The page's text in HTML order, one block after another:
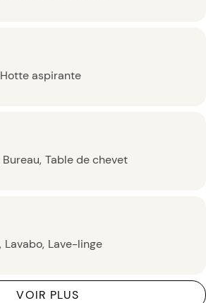
Hotte aspirante
Bureau Table de chevet
Lavabo Lave-linge
VOIR PLUS